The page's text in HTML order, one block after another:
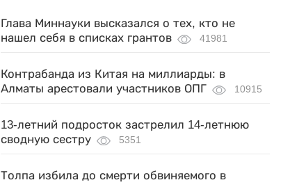
Глава Миннауки высказался о тех, кто не
нашел себя в списках грантов
41981
Контрабанда из Китая на миллиарды: в
Алматы арестовали участников ОПГ
10915
13-летний подросток застрелил 14-летнюю
сводную сестру
5351
Толпа избила до смерти обвиняемого в